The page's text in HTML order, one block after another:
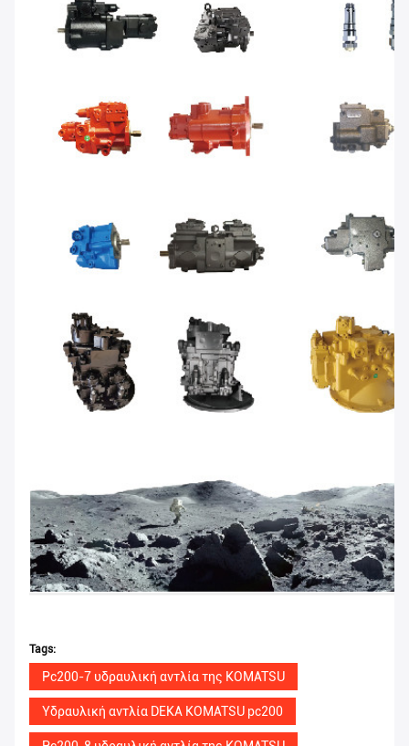
Tags:
Pc200-7 υδραυλική αντλία της KOMATSU
Υδραυλική αντλία DEKA KOMATSU pc200